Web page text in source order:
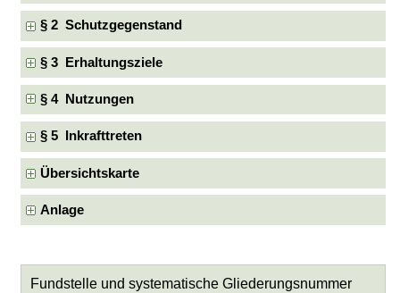
§ 2 Schutzgegenstand
§ 3 Erhaltungsziele
§ 4 Nutzungen
§ 5 Inkrafttreten
Übersichtskarte
Anlage
Fundstelle und systematische Gliederungsnummer